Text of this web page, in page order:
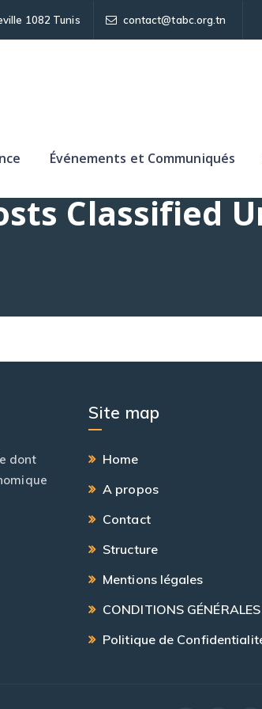
1082 Tunis contact@tabc.org.tn
Événements et Communiqués
Classified
dont
Site map
Home
A propos
Contact
Structure
Mentions légales
CONDITIONS
Politique de